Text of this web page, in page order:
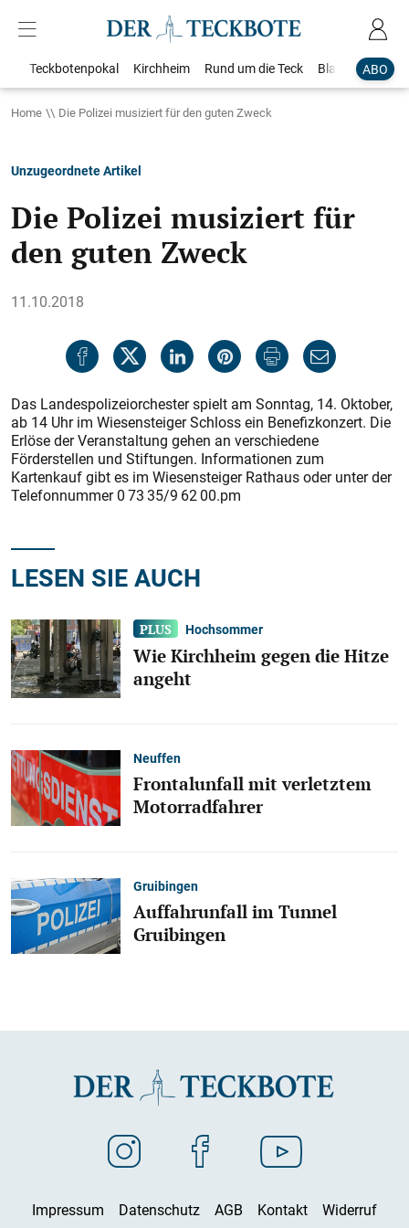
ABO
Teckbotenpokal Kirchheim Rund um die Teck Blaulicht
Home Die Polizei musiziert für den guten Zweck
Unzugeordnete Artikel
Die Polizei musiziert für
den guten Zweck
11.10.2018
Das Landespolizeiorchester spielt am Sonntag, 14. Oktober,
ab 14 Uhr im Wiesensteiger Schloss ein Benefizkonzert. Die
Erlöse der Veranstaltung gehen an verschiedene
Förderstellen und Stiftungen. Informationen zum
Kartenkauf gibt es im Wiesensteiger Rathaus oder unter der
Telefonnummer 0 73 35/9 62 00.pm
LESEN SIE AUCH
Hochsommer
Wie Kirchheim gegen die Hitze
angeht
Neuffen
Frontalunfall mit verletztem
Motorradfahrer
Gruibingen
Auffahrunfall im Tunnel
Gruibingen
Impressum Datenschutz AGB Kontakt
Widerruf